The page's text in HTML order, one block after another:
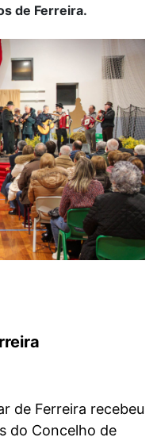
de Ferreira.
de Ferreira recebeu
do Concelho de